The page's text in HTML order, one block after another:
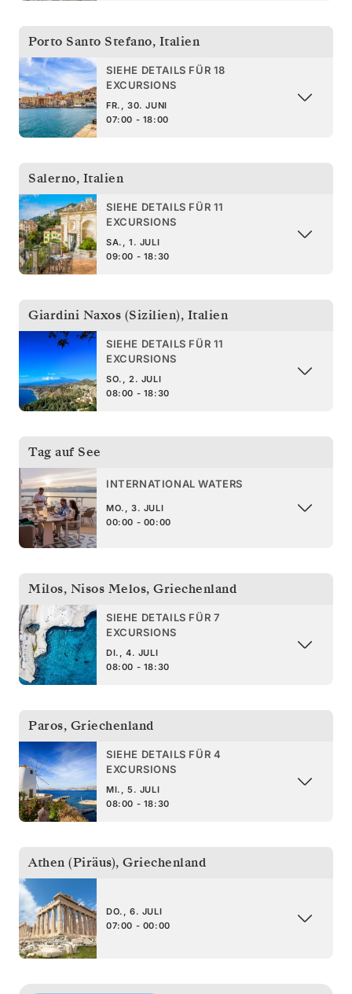
Porto Santo Stefano, Italien
SIEHE DETAILS FÜR 18
EXCURSIONS
FR., 30. JUNI
07:00 - 18:00
Salerno, Italien
SIEHE DETAILS FÜR 11
EXCURSIONS
SA., 1. JULI
09:00 - 18:30
Giardini Naxos (Sizilien), Italien
SIEHE DETAILS FÜR 11
EXCURSIONS
SO., 2. JULI
08:00 - 18:30
Tag auf See
INTERNATIONAL WATERS
MO., 3. JULI
00:00 - 00:00
Milos, Nisos Melos, Griechenland
SIEHE DETAILS FÜR 7
EXCURSIONS
DI., 4. JULI
08:00 - 18:30
Paros, Griechenland
SIEHE DETAILS FÜR 4
EXCURSIONS
MI., 5. JULI
08:00 - 18:30
Athen (Piräus), Griechenland
DO., 6. JULI
07:00 - 00:00